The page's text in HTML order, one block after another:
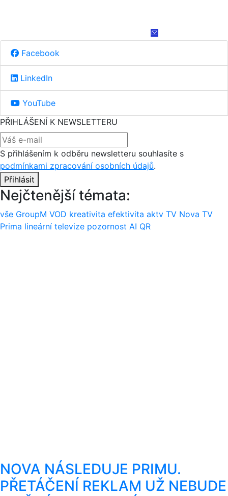
Facebook
LinkedIn
YouTube
PŘIHLÁŠENÍ K NEWSLETTERU
S přihlášením k odběru newsletteru souhlasíte s
podmínkami zpracování osobních údajů.
Přihlásit
Nejčtenější témata:
vše GroupM VOD kreativita efektivita aktv TV Nova TV
Prima lineární televize pozornost AI QR
NOVA NÁSLEDUJE PRIMU.
PŘETÁČENÍ REKLAM UŽ NEBUDE